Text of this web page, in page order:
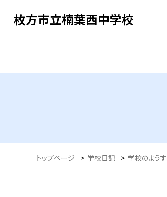
枚方市立楠葉西中学校
トップページ > 学校日記 > 学校のようす